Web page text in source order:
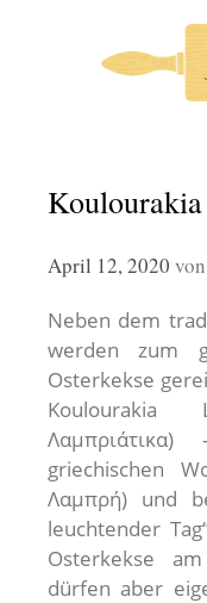
springen
honey-
April 12, 2020 von
Neben dem
werden zum
Osterkekse
Koulourakia
griechischen
Λαμπρή) und
leuchtender
Osterkekse
dürfen aber